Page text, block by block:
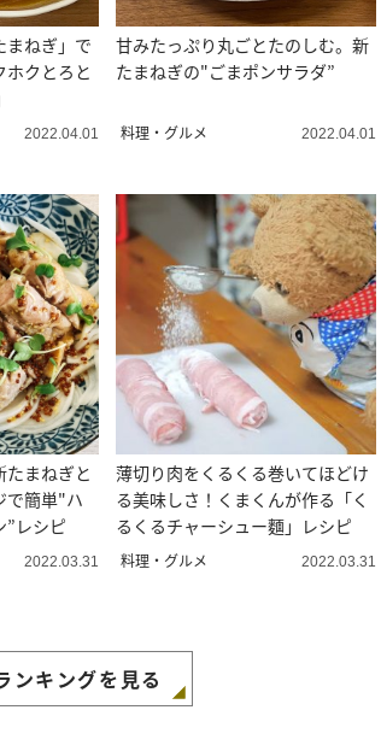
まねぎ」で
ホクとろと
2022.04.01
甘みたっぷり丸ごとたのしむ。新
たまねぎの"ごまポンサラダ”
料理・グルメ 2022.04.01
たまねぎと
で簡単"ハ
”レシピ
2022.03.31
薄切り肉をくるくる巻いてほどけ
る美味しさ！くまくんが作る「く
るくるチャーシュー麵」レシピ
料理・グルメ 2022.03.31
ンキングを見る